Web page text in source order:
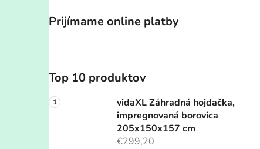
Prijímame online platby
Top 10 produktov
vidaXL Záhradná hojdačka,
impregnovaná borovica
205x150x157 cm
€299,20